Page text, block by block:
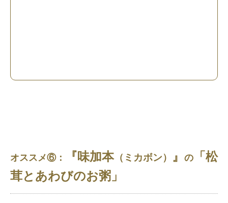
オススメ⑥： 『味加本（ミカボン） 』 の
「松
茸とあわびのお粥」